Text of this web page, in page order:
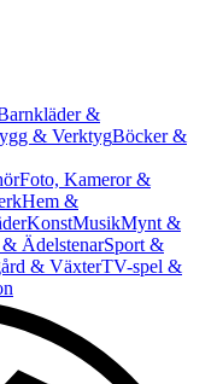
&
& VerktygBöcker &
Foto, Kameror &
Hem &
KonstMusikMynt &
ÄdelstenarSport &
& VäxterTV-spel &